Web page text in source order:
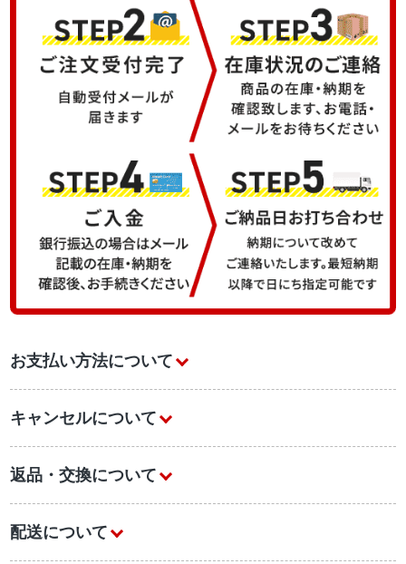
お支払い方法について
キャンセルについて
返品・交換について
配送について